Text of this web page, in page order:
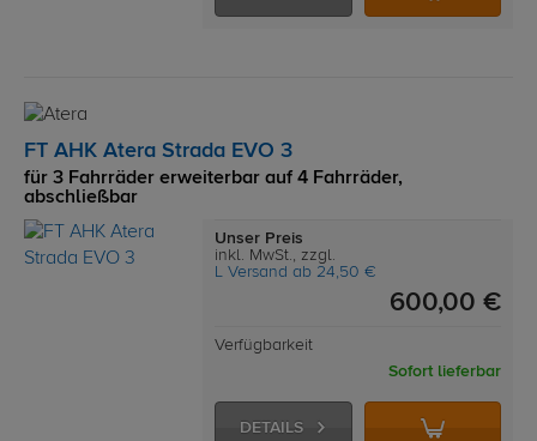
FT AHK Atera Strada EVO 3
für 3 Fahrräder erweiterbar auf 4 Fahrräder,
abschließbar
Unser Preis
inkl. MwSt., zzgl.
L Versand ab 24,50 €
600,00 €
Verfügbarkeit
Sofort lieferbar
DETAILS